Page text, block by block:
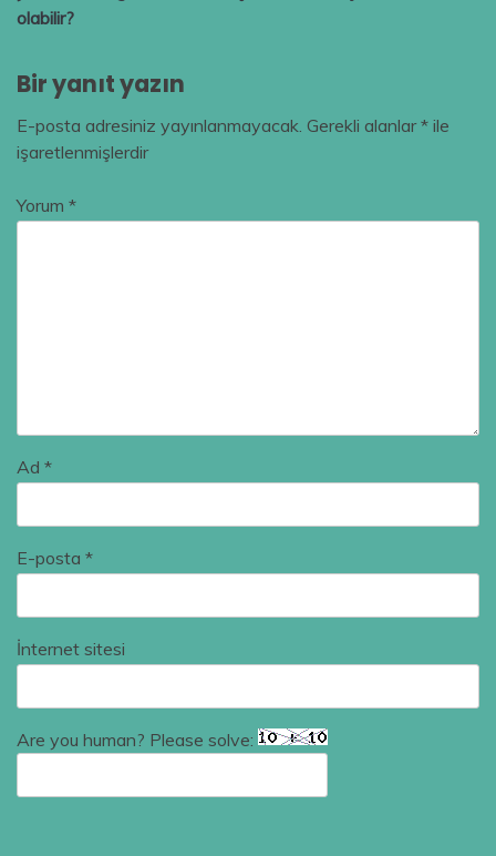
olabilir?
Bir yanıt yazın
E-posta adresiniz yayınlanmayacak. Gerekli alanlar* ile
işaretlenmişlerdir
Yorum *
Ad *
E-posta *
İnternet sitesi
Are you human? Please solve: